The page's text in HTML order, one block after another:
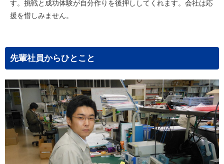
す。挑戦と成功体験が自分作りを後押ししてくれます。会社は応
援を惜しみません。
先輩社員からひとこと